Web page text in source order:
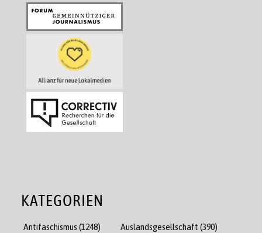
KATEGORIEN
Antifaschismus (1248) Auslandsgesellschaft (390)